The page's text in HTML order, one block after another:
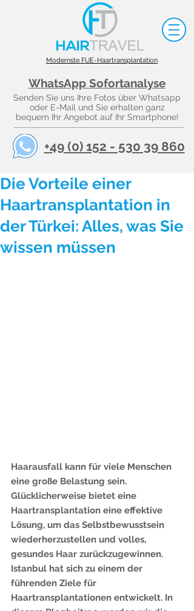
Modernste FUE-Haartransplantation
WhatsApp Sofortanalyse
Senden Sie uns Ihre Fotos über Whatsapp
oder E-Mail und Sie erhalten ganz
bequem Ihr Angebot auf Ihr Smartphone!
+49 (0) 152 - 530 39 860
Die Vorteile einer
Haartransplantation in
der Türkei: Alles, was Sie
wissen müssen
Haarausfall kann für viele Menschen
eine große Belastung sein.
Glücklicherweise bietet eine
Haartransplantation eine effektive
Lösung, um das Selbstbewusstsein
wiederherzustellen und volles,
gesundes Haar zurückzugewinnen.
Istanbul hat sich zu einem der
führenden Ziele für
Haartransplantationen entwickelt. In